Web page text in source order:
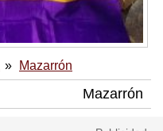
Mazarrón
Mazarrón